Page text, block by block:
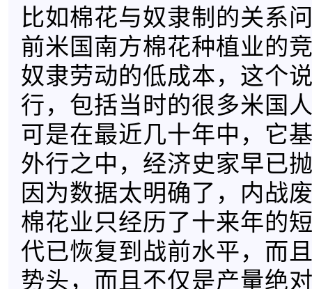
比如棉花与奴隶制的关系
前米国南方棉花种植业的
奴隶劳动的低成本，这个
行，包括当时的很多米国
可是在最近几十年中，它
外行之中，经济史家早已
因为数据太明确了，内战
棉花业只经历了十来年的
代已恢复到战前水平，而
势头，而且不仅是产量绝